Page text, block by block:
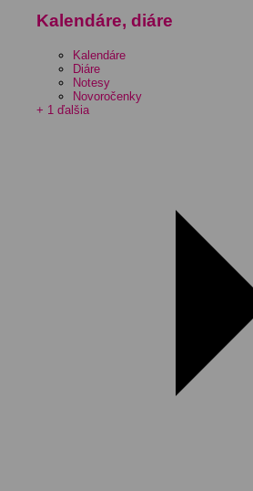
Kalendáre, diáre
Kalendáre
Diáre
Notesy
Novoročenky
+ 1 ďalšia